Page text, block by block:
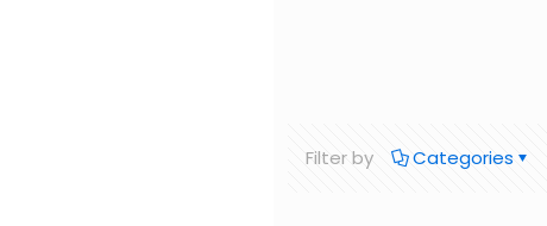
Filter by Categories